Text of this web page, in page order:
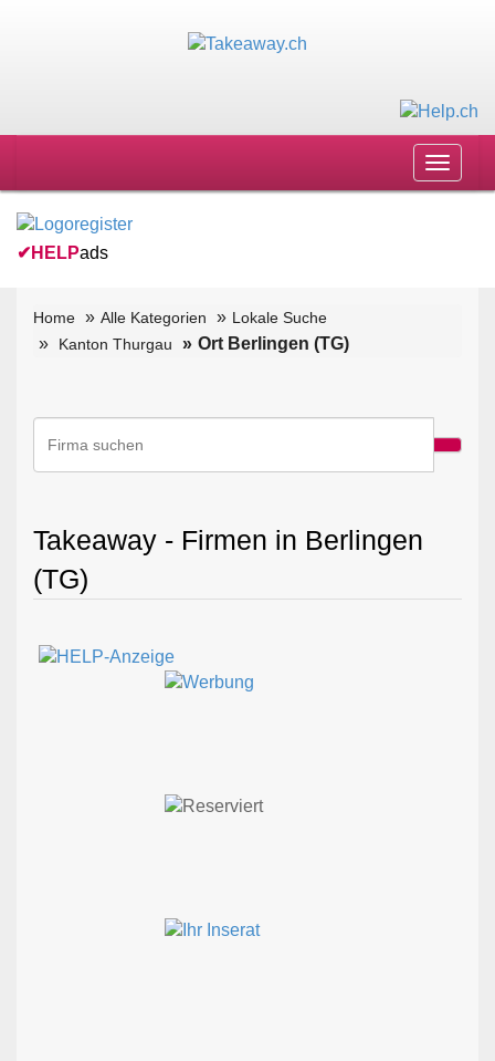
Toggle
✔ HELPads
Home Alle Kategorien
Lokale Suche
Kanton Thurgau
Ort Berlingen (TG)
Takeaway - Firmen in Berlingen
(TG)